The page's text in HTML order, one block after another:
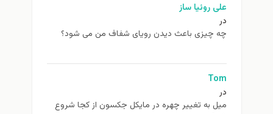
علی روئیا ساز
در
چه چیزی باعث دیدن رویای شفاف من می شود؟
Tom
در
ميل به تغيير چهره در مایکل جکسون از كجا شروع